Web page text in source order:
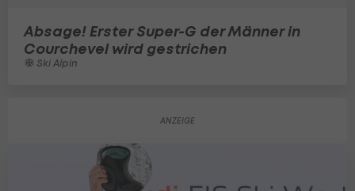
Absage! Erster Super-G der Männer in
Courchevel wird gestrichen
Ski Alpin